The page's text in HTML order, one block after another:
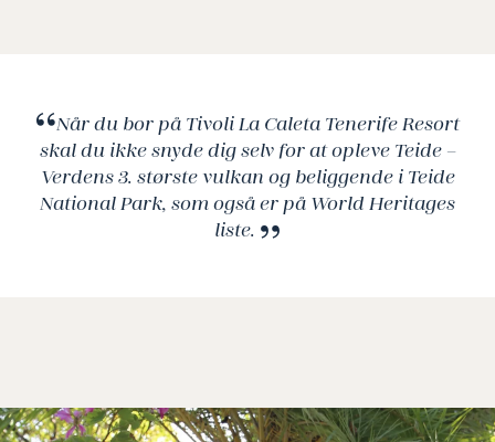
Når du bor på Tivoli La Caleta Tenerife Resort
skal du ikke snyde dig selv for at opleve Teide –
Verdens 3. største vulkan og beliggende i Teide
National Park, som også er på World Heritages
liste.